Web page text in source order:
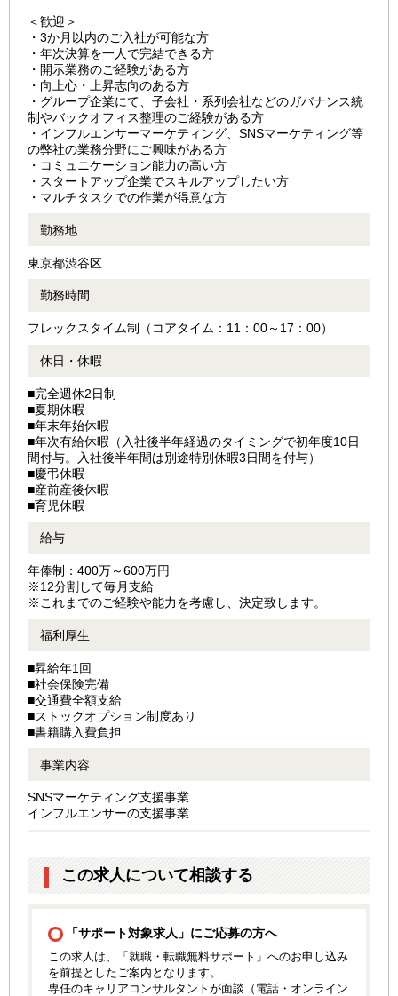
＜歓迎＞
・3か月以内のご入社が可能な方
・年次決算を一人で完結できる方
・開示業務のご経験がある方
・向上心・上昇志向のある方
・グループ企業にて、子会社・系列会社などのガバナンス統
制やバックオフィス整理のご経験がある方
・インフルエンサーマーケティング、SNSマーケティング等
の弊社の業務分野にご興味がある方
・コミュニケーション能力の高い方
・スタートアップ企業でスキルアップしたい方
・マルチタスクでの作業が得意な方
勤務地
東京都渋谷区
勤務時間
フレックスタイム制（コアタイム：11：00～17：00）
休日・休暇
■完全週休2日制
■夏期休暇
■年末年始休暇
■年次有給休暇（入社後半年経過のタイミングで初年度10日
間付与。入社後半年間は別途特別休暇3日間を付与）
■慶弔休暇
■産前産後休暇
■育児休暇
給与
年俸制：400万～600万円
※12分割して毎月支給
※これまでのご経験や能力を考慮し、決定致します。
福利厚生
■昇給年1回
■社会保険完備
■交通費全額支給
■ストックオプション制度あり
■書籍購入費負担
事業内容
SNSマーケティング支援事業
インフルエンサーの支援事業
この求人について相談する
「サポート対象求人」にご応募の方へ
この求人は、「就職・転職無料サポート」へのお申し込み
を前提としたご案内となります。
専任のキャリアコンサルタントが面談（電話・オンライン